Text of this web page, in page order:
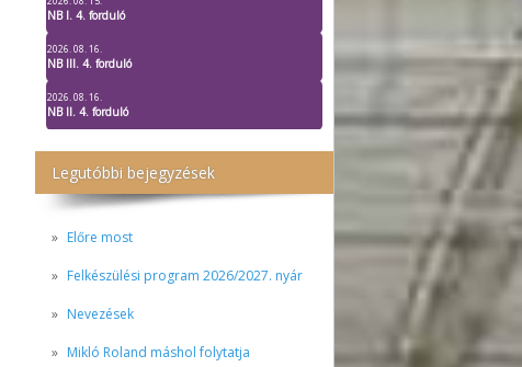
NB I. 4. forduló
2026. 08. 16.
NB III. 4. forduló
2026. 08. 16.
NB II. 4. forduló
Legutóbbi bejegyzések
Előre most
Felkészülési program 2026/2027. nyár
Nevezések
Mikló Roland máshol folytatja